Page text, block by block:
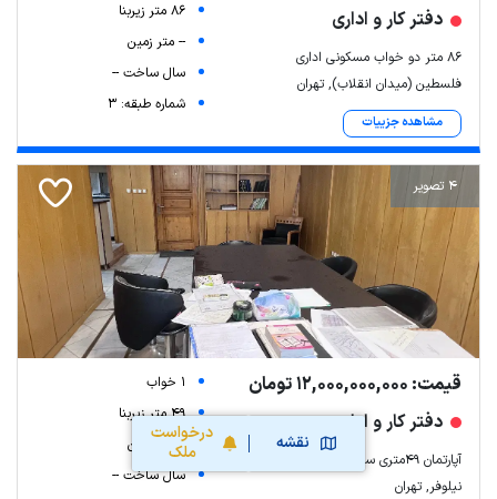
نقشه
درخواست
ملک
دفتر کار و اداری
86 متر دو خواب مسکونی اداری
فلسطین (میدان انقلاب), تهران
مشاهده جزییات
86 متر زیربنا
-- متر زمین
سال ساخت --
شماره طبقه: 3
4 تصویر
قیمت: 12,000,000,000 تومان
دفتر کار و اداری
آپارتمان ۴۹متری سهروردی موقعیت اداری
نیلوفر, تهران
1 خواب
49 متر زیربنا
-- متر زمین
سال ساخت --